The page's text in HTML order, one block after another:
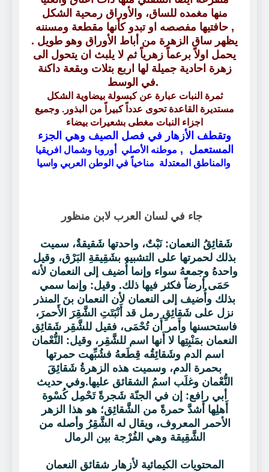
منها مغمده للساق، والأوراق رمحية الشكل
حافتيها مفصصه او تبدو كأنها مقطعة ومسننه ,
. يظهر ساق الزهرة من أباط الأوراق وهو طويل
يحمل اولاً برعماً زهرياً ثم لا يلبث ان يتحول الى
زهرة احادية جميلة لها اربع بتلات وبقعة داكنة
في الوسط.
ثمرة النبات عبارة عن كبسولة بيضاوية الشكل
مستديرة القاعدة تحوى عدداً كبيراً من البذور. وجميع
اجزاء النبات مغطى بشعيرات بيضاء
وتقطف الأزهار في فصل الصيف وهي الجزء
المستعمل , موطنه الأصلي أوروبا وشمال افريقيا
والمناطق المعتدلة مناخياً في الوطن العربي واسيا
جاء في لسان العرب لابن منظور
بذلك لحمرتها على التشبيه بشَقِيقةِ البَرْق، وقيل
واحدهُ وجمعهُ سواء وإنما أُضيف إلى النعمان لأنه
حَمَى أرضاً فكثر فيها ذلك. وقيل: وإنما سمي
بذلك وأُضيف إلى النعمان لأن النعمان بنَ المنذر
نزل على شَقائِقِ رمل قد أَنْبَتَتِ الشَّقِرَ الأَحمرَ،
فاستحسنها وأَمر أَن تُحْمَى، فقيل للشَّقِر شَقائِق
النعمان بمَنْبِتِها لا أَنها اسم للشَّقِر، وقيل: النُّعْمان
اسم الدم وشَقائِقُه قِطَعهُ فشُبِّهت حمرتها
بحمرة الدم، وسميت هذه الزهرةُ شَقائِقَ
النُّعْمان وغلَب اسمُ الشقائق عليها.وفي حديث
أبي رافع: إن في الجنّة شَجرةً تَحْمِل كُسْوة
أَهلِها أَشدَّ حمرةً من الشَّقائِق؛ هو هذا الزهر
الأحمر المعروف، ويقال له الشَّقِرُ وأصله من
الشَّقِيقة وهي الفُرْجة بين الرمال
المحتويات الكيمائية لأزهار شقائق النعمان